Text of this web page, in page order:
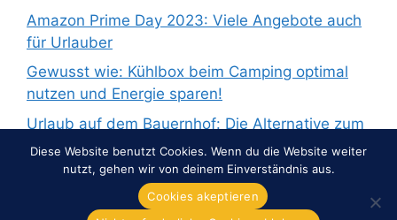
Amazon Prime Day 2023: Viele Angebote auch
für Urlauber
Gewusst wie: Kühlbox beim Camping optimal
nutzen und Energie sparen!
Urlaub auf dem Bauernhof: Die Alternative zum
Pauschalurlaub
Diese Website benutzt Cookies. Wenn du die Website weiter
nutzt, gehen wir von deinem Einverständnis aus.
Cookies akeptieren